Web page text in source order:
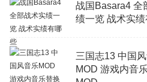
战国Basara4 全
绩一览 战术实
三国志13 中国
MOD 游戏内音